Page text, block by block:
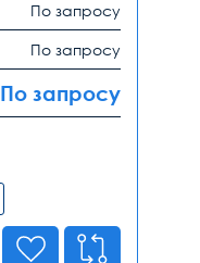
По запросу
По запросу
По запросу